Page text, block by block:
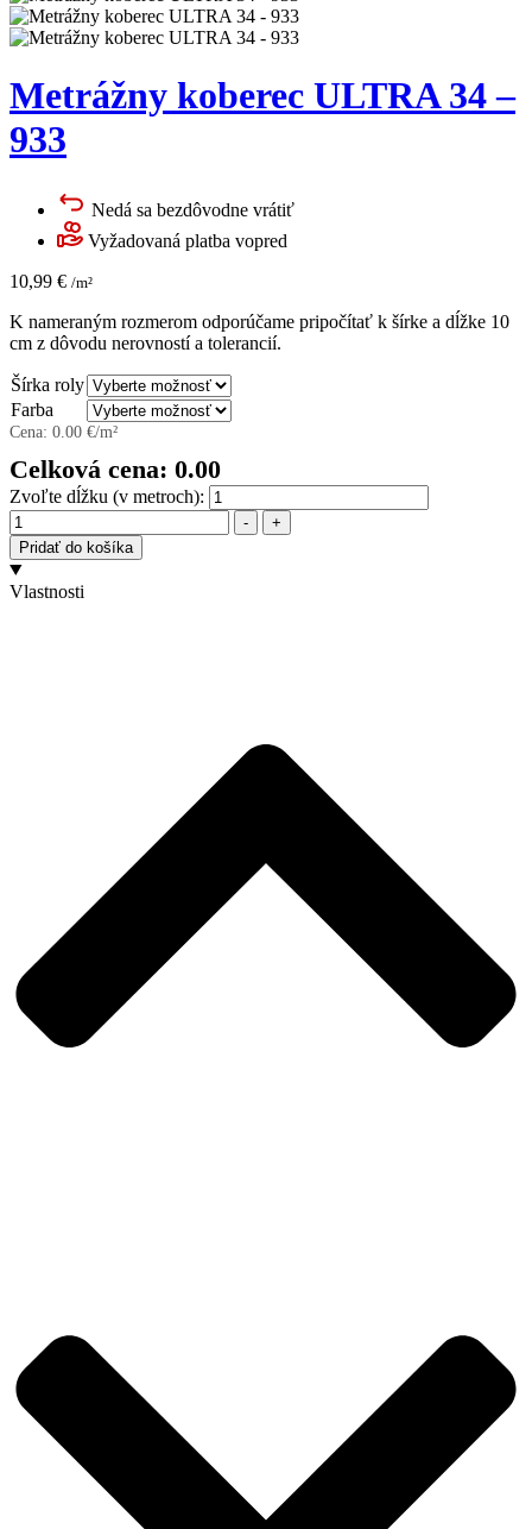
Metrážny koberec ULTRA 34 –
933
Nedá sa bezdôvodne vrátiť
Vyžadovaná platba vopred
10,99 € /m²
K nameraným rozmerom odporúčame pripočítať k šírke a dĺžke 10
cm z dôvodu nerovností a tolerancií.
Šírka roly
Farba
Cena: 0.00 €/m²
Celková cena: 0.00
Zvoľte dĺžku (v metroch):
Množstvo
-
+
Pridať do košíka
Vlastnosti